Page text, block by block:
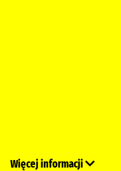
Więcej informacji